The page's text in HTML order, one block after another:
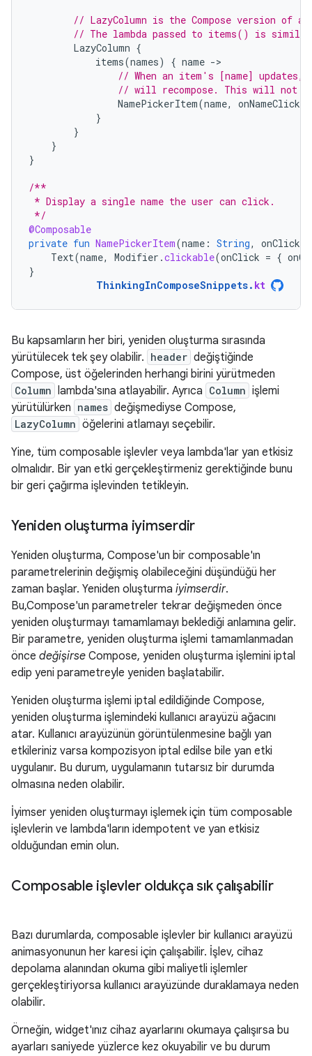
// LazyColumn is the Compose version of a
// The lambda passed to items() is similar
LazyColumn {
items(names) { name -
// When an item's [name]
// will recompose. This will not
NamePickerItem(name, onNameClicked
}
}
}
}
/**
* Display a single name the user can click.
*/
@Composable
private fun NamePickerItem(name : String, onClicked
Text(name, Modifier .clickable(onClick = {
}
ThinkingInComposeSnippets. kt
Bu kapsamların her biri, yeniden oluşturma sırasında
yürütülecek tek şey olabilir. header değiştiğinde
Compose, üst öğelerinden herhangi birini yürütmeden
Column lambda'sına atlayabilir. Ayrıca Column işlemi
yürütülürken names değişmediyse Compose,
LazyColumn öğelerini atlamayı seçebilir.
Yine, tüm composable işlevler veya lambda'lar yan etkisiz
olmalıdır. Bir yan etki gerçekleştirmeniz gerektiğinde bunu
bir geri çağırma işlevinden tetikleyin.
Yeniden oluşturma iyimserdir
Yeniden oluşturma, Compose'un bir composable'ın
parametrelerinin değişmiş olabileceğini düşündüğü her
zaman başlar. Yeniden oluşturma iyimserdir.
Bu,Compose'un parametreler tekrar değişmeden önce
yeniden oluşturmayı tamamlamayı beklediği anlamına gelir.
Bir parametre, yeniden oluşturma işlemi tamamlanmadan
önce değişirse Compose, yeniden oluşturma işlemini iptal
edip yeni parametreyle yeniden başlatabilir.
Yeniden oluşturma işlemi iptal edildiğinde Compose,
yeniden oluşturma işlemindeki kullanıcı arayüzü ağacını
atar. Kullanıcı arayüzünün görüntülenmesine bağlı yan
etkileriniz varsa kompozisyon iptal edilse bile yan etki
uygulanır. Bu durum, uygulamanın tutarsız bir durumda
olmasına neden olabilir.
İyimser yeniden oluşturmayı işlemek için tüm composable
işlevlerin ve lambda'ların idempotent ve yan etkisiz
olduğundan emin olun.
Composable işlevler oldukça sık çalışabilir
Bazı durumlarda, composable işlevler bir kullanıcı arayüzü
animasyonunun her karesi için çalışabilir. İşlev, cihaz
depolama alanından okuma gibi maliyetli işlemler
gerçekleştiriyorsa kullanıcı arayüzünde duraklamaya neden
olabilir.
Örneğin, widget'ınız cihaz ayarlarını okumaya çalışırsa bu
ayarları saniyede yüzlerce kez okuyabilir ve bu durum